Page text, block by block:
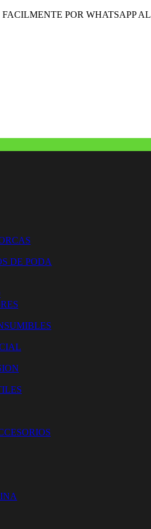
POR WHATSAPP AL
DE PODA